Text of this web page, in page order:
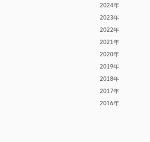
2024年
2023年
2022年
2021年
2020年
2019年
2018年
2017年
2016年